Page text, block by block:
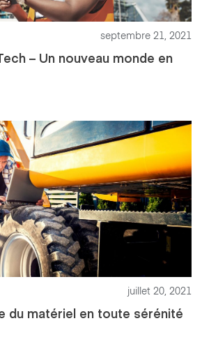
septembre 21, 2021
– Un nouveau monde en
juillet 20, 2021
du matériel en toute sérénité